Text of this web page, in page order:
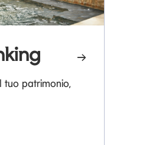
tuo patrimonio,